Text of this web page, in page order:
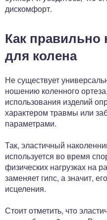
дискомфорт.
Как правильно
для колена
Не существует
ношению коленного
использования изделий
характером травмы или
параметрами.
Так, эластичный
используется во время
физических нагрузках на
заменяет гипс, а значит,
исцеления.
Стоит отметить, что